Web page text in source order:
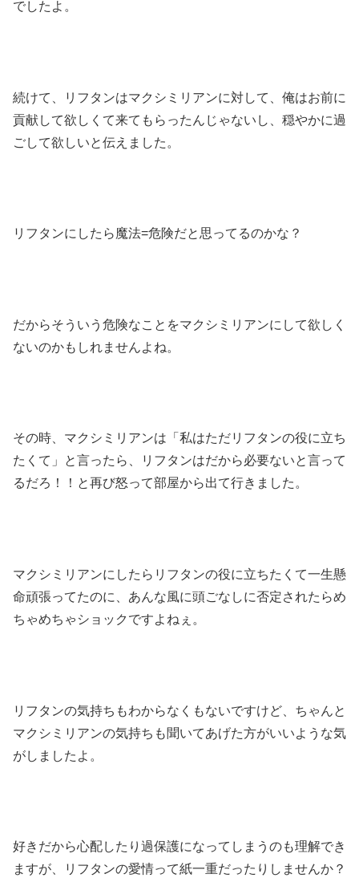
でしたよ。
続けて、リフタンはマクシミリアンに対して、俺はお前に
貢献して欲しくて来てもらったんじゃないし、穏やかに過
ごして欲しいと伝えました。
リフタンにしたら魔法=危険だと思ってるのかな？
だからそういう危険なことをマクシミリアンにして欲しく
ないのかもしれませんよね。
その時、マクシミリアンは「私はただリフタンの役に立ち
たくて」と言ったら、リフタンはだから必要ないと言って
るだろ！！と再び怒って部屋から出て行きました。
マクシミリアンにしたらリフタンの役に立ちたくて一生懸
命頑張ってたのに、あんな風に頭ごなしに否定されたらめ
ちゃめちゃショックですよねぇ。
リフタンの気持ちもわからなくもないですけど、ちゃんと
マクシミリアンの気持ちも聞いてあげた方がいいような気
がしましたよ。
好きだから心配したり過保護になってしまうのも理解でき
ますが、リフタンの愛情って紙一重だったりしませんか？